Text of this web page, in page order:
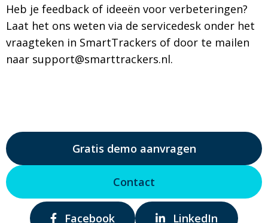
Heb je feedback of ideeën voor verbeteringen?
Laat het ons weten via de servicedesk onder het
vraagteken in SmartTrackers of door te mailen
naar support@smarttrackers.nl.
Gratis demo aanvragen
Contact
Delen
Facebook
Delen
LinkedIn